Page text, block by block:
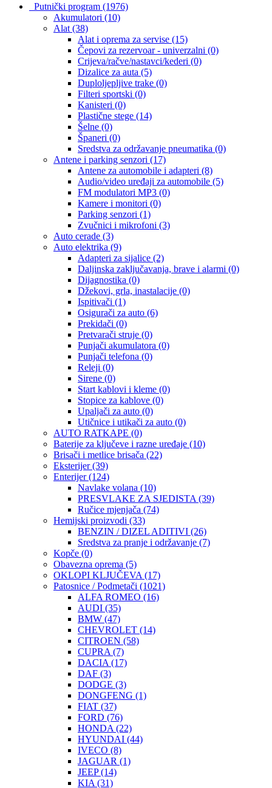
Putnički program (1976)
Akumulatori (10)
Alat (38)
Alat i oprema za servise (15)
Čepovi za rezervoar - univerzalni (0)
Crijeva/račve/nastavci/kederi (0)
Dizalice za auta (5)
Duploljepljive trake (0)
Filteri sportski (0)
Kanisteri (0)
Plastične stege (14)
Šelne (0)
Španeri (0)
Sredstva za održavanje pneumatika (0)
Antene i parking senzori (17)
Antene za automobile i adapteri (8)
Audio/video uređaji za automobile (5)
FM modulatori MP3 (0)
Kamere i monitori (0)
Parking senzori (1)
Zvučnici i mikrofoni (3)
Auto cerade (3)
Auto elektrika (9)
Adapteri za sijalice (2)
Daljinska zaključavanja, brave i alarmi (0)
Dijagnostika (0)
Džekovi, grla, inastalacije (0)
Ispitivači (1)
Osigurači za auto (6)
Prekidači (0)
Pretvarači struje (0)
Punjači akumulatora (0)
Punjači telefona (0)
Releji (0)
Sirene (0)
Start kablovi i kleme (0)
Stopice za kablove (0)
Upaljači za auto (0)
Utičnice i utikači za auto (0)
AUTO RATKAPE (0)
Baterije za ključeve i razne uređaje (10)
Brisači i metlice brisača (22)
Eksterijer(39)
Enterijer(124)
Navlake volana (10)
PRESVLAKE ZA SJEDISTA (39)
Ručice mjenjača (74)
Hemijski proizvodi (33)
BENZIN / DIZEL ADITIVI (26)
Sredstva za pranje i održavanje (7)
Kopče (0)
Obavezna oprema (5)
OKLOPI KLJUČEVA (17)
Patosnice / Podmetači (1021)
ALFA ROMEO (16)
AUDI (35)
BMW (47)
CHEVROLET (14)
CITROEN (58)
CUPRA (7)
DACIA (17)
DAF (3)
DODGE (3)
DONGFENG (1)
FIAT (37)
FORD (76)
HONDA (22)
HYUNDAI (44)
IVECO (8)
JAGUAR (1)
JEEP(14)
KIA (31)